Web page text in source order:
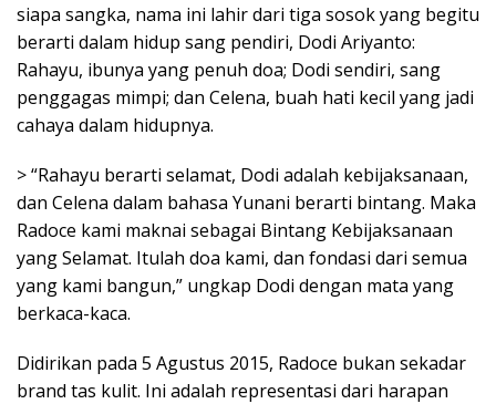
siapa sangka, nama ini lahir dari tiga sosok yang begitu
berarti dalam hidup sang pendiri, Dodi Ariyanto:
Rahayu, ibunya yang penuh doa; Dodi sendiri, sang
penggagas mimpi; dan Celena, buah hati kecil yang jadi
cahaya dalam hidupnya.
> “Rahayu berarti selamat, Dodi adalah kebijaksanaan,
dan Celena dalam bahasa Yunani berarti bintang. Maka
Radoce kami maknai sebagai Bintang Kebijaksanaan
yang Selamat. Itulah doa kami, dan fondasi dari semua
yang kami bangun,” ungkap Dodi dengan mata yang
berkaca-kaca.
Didirikan pada 5 Agustus 2015, Radoce bukan sekadar
brand tas kulit. Ini adalah representasi dari harapan